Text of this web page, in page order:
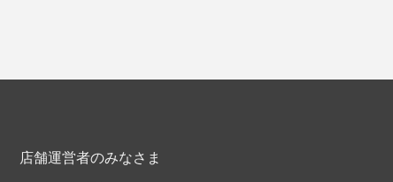
店舗運営者のみなさま